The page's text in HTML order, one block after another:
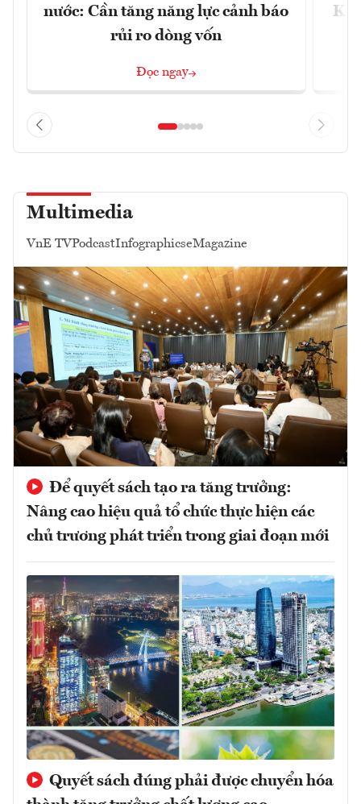
nước: Cần tăng năng lực cảnh báo
rủi ro dòng vốn
Đọc ngay
Multimedia
VnE TVPodcastInfographicseMagazine
Để quyết sách tạo ra tăng trưởng:
Nâng cao hiệu quả tổ chức thực hiện các
chủ trương phát triển trong giai đoạn mới
Quyết sách đúng phải được chuyển hóa